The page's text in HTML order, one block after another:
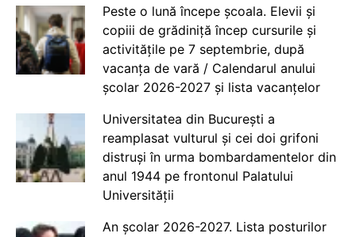
Peste o lună începe școala. Elevii și
copiii de grădiniță încep cursurile și
activitățile pe 7 septembrie, după
vacanța de vară / Calendarul anului
școlar 2026-2027 și lista vacanțelor
Universitatea din București a
reamplasat vulturul și cei doi grifoni
distruși în urma bombardamentelor din
anul 1944 pe frontonul Palatului
Universității
An școlar 2026-2027. Lista posturilor